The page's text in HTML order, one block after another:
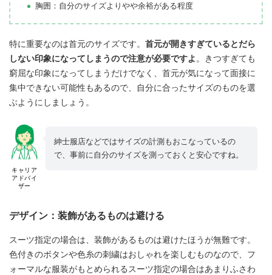
胸囲：自分のサイズよりやや余裕がある程度
特に重要なのは首元のサイズです。 首元が開きすぎているとだら
しない印象になってしまうので注意が必要ですよ 。きつすぎても
窮屈な印象になってしまうだけでなく、首元が気になって面接に
集中できない可能性もあるので、自分に合ったサイズのものを選
ぶようにしましょう。
キャリア
アドバイ
ザー
紳士服店などではサイズの計測もおこなっているの
で、事前に自分のサイズを測っておくと安心ですね。
デザイン：装飾があるものは避ける
スーツ指定の場合は、装飾があるものは避けたほうが無難です。
色付きのボタンや色糸の刺繍はおしゃれを楽しむものなので、フ
ォーマルな服装がもとめられるスーツ指定の場合はあまりふさわ